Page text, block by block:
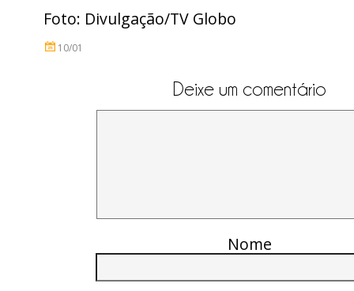
Foto: Divulgação/TV Globo
10/01
Deixe um comentário
Nome